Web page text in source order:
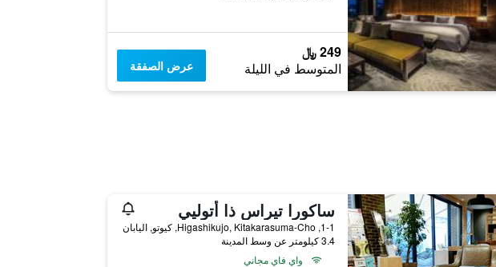
249 ﷼
المتوسط في الليلة عرض الصفقة
ساكورا تيراس ذا أتوليي
1-1, Higashikujo, Kitakarasuma-Cho, كيوتو, اليابان
3.4 كيلومتر عن وسط المدينة
واي فاي مجاني